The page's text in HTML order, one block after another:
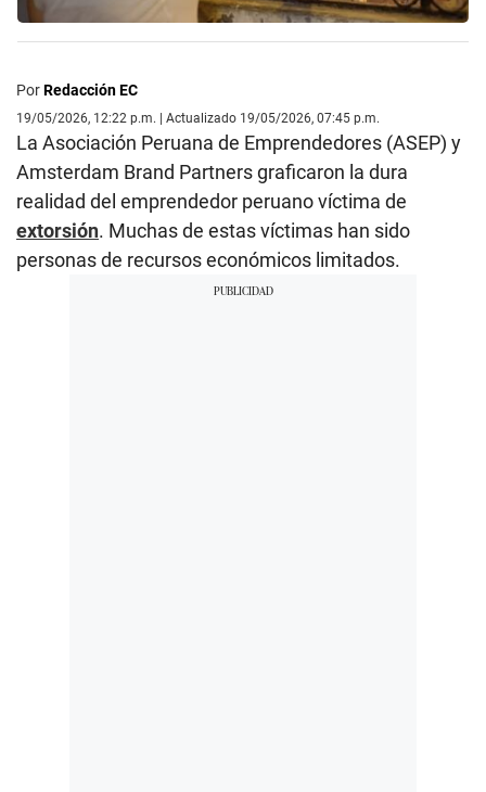
PorRedacción EC
19/05/2026, 12:22 p.m. | Actualizado 19/05/2026, 07:45 p.m.
La Asociación Peruana de Emprendedores (ASEP) y
Amsterdam Brand Partners graficaron la dura
realidad del emprendedor peruano víctima de
extorsión. Muchas de estas víctimas han sido
personas de recursos económicos limitados.